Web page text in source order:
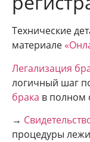
Технические
материале
Легализация
логичный шаг
брака в полном
→
процедуры